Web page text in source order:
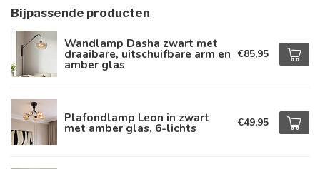
Bijpassende producten
Wandlamp Dasha zwart met
draaibare, uitschuifbare arm en
amber glas
€85,95
Plafondlamp Leon in zwart
met amber glas, 6-lichts €49,95